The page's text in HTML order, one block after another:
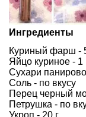
Ингредиенты
Куриный фарш -
Яйцо куриное - 1
Сухари
Соль - по вкусу
Перец черный
Петрушка - по